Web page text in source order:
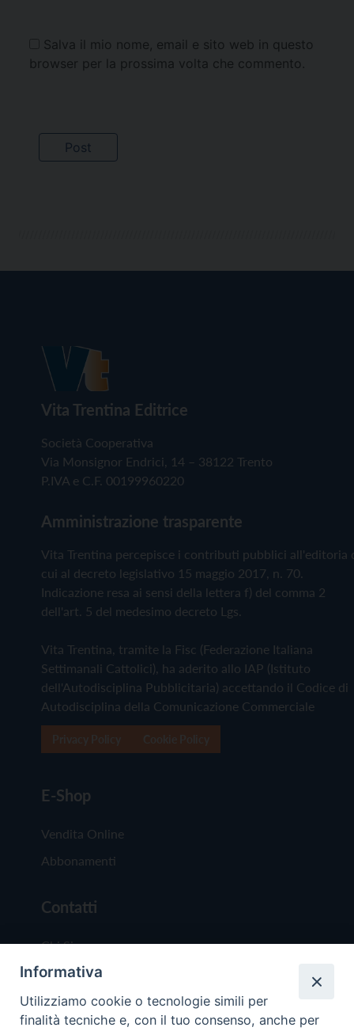
Salva il mio nome, email e sito web in questo
browser per la prossima volta che commento.
Vita Trentina Editrice
Società Cooperativa
Via Monsignor Endrici, 14 – 38122 Trento
P.IVA e C.F. 00199960220
Amministrazione trasparente
Vita Trentina percepisce i contributi pubblici all'editoria
cui al decreto legislativo 15 maggio 2017, n. 70.
Indicazione resa ai sensi della lettera f) del comma 2
dell'art. 5 del medesimo decreto Lgs.
Vita Trentina, tramite la Fisc (Federazione Italiana
Settimanali Cattolici), ha aderito allo IAP (Istituto
dell'Autodisciplina Pubblicitaria) accettando il Codice di
Autodisciplina della Comunicazione Commerciale
E-Shop
Vendita Online
Abbonamenti
Contatti
Chi Siamo
Redazione
Scrivici
Informativa
Utilizziamo cookie o tecnologie simili per
finalità tecniche e, con il tuo consenso, anche per